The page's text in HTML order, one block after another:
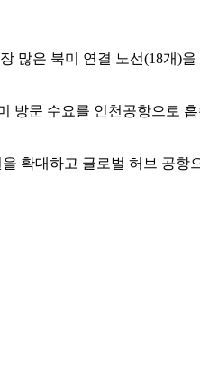
많은 북미 연결 노선(18개)
방문 수요를 인천공항으로
확대하고 글로벌 허브 공항